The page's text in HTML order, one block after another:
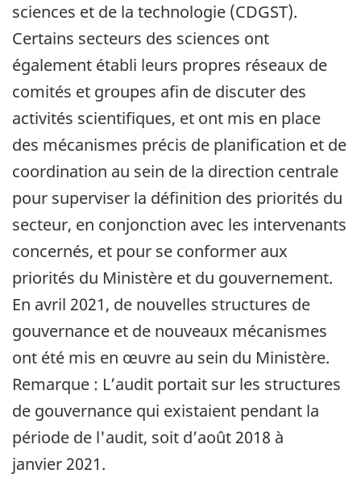
sciences et de la technologie (CDGST).
Certains secteurs des sciences ont
également établi leurs propres réseaux de
comités et groupes afin de discuter des
activités scientifiques, et ont mis en place
des mécanismes précis de planification et de
coordination au sein de la direction centrale
pour superviser la définition des priorités du
secteur, en conjonction avec les intervenants
concernés, et pour se conformer aux
priorités du Ministère et du gouvernement.
En avril 2021, de nouvelles structures de
gouvernance et de nouveaux mécanismes
ont été mis en œuvre au sein du Ministère.
Remarque : L’audit portait sur les structures
de gouvernance qui existaient pendant la
période de l'audit, soit d’août 2018 à
janvier 2021.